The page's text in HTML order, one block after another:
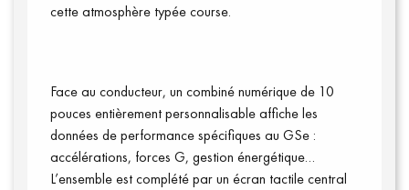
Annuaire presse
cette atmosphère typée course.
Face au conducteur, un combiné numérique de 10
pouces entièrement personnalisable affiche les
données de performance spécifiques au GSe :
accélérations, forces G, gestion énergétique…
L’ensemble est complété par un écran tactile central